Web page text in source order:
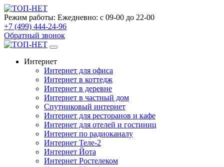
Режим работы: Ежедневно: с 09-00 до 22-00
+7 (499) 444-24-96
Обратный звонок
Интернет
Интернет для офиса
Интернет в коттедж
Интернет в деревне
Интернет в частный дом
Спутниковый интернет
Интернет для ресторанов и кафе
Интернет для отелей и гостиниц
Интернет по радиоканалу
Интернет Теле-2
Интернет Йота
Интернет Ростелеком